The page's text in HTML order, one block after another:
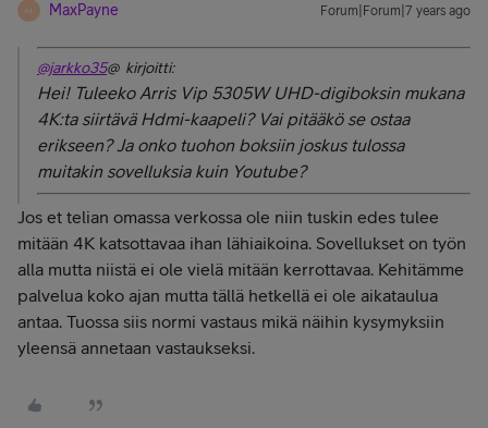
M MaxPayne Forum|Forum|7 years ago
@jarkko35@ kirjoitti:
Hei! Tuleeko Arris Vip 5305W UHD-digiboksin mukana
4K:ta siirtävä Hdmi-kaapeli? Vai pitääkö se ostaa
erikseen? Ja onko tuohon boksiin joskus tulossa
muitakin sovelluksia kuin Youtube?
Jos et telian omassa verkossa ole niin tuskin edes tulee
mitään 4K katsottavaa ihan lähiaikoina. Sovellukset on työn
alla mutta niistä ei ole vielä mitään kerrottavaa. Kehitämme
palvelua koko ajan mutta tällä hetkellä ei ole aikataulua
antaa. Tuossa siis normi vastaus mikä näihin kysymyksiin
yleensä annetaan vastaukseksi.